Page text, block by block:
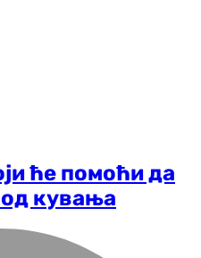
ће помоћи да
кувања